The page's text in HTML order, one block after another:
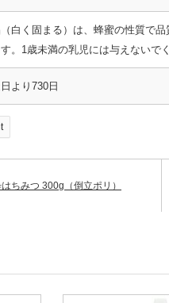
白く固まる）は、蜂蜜の性質で
。1歳未満の乳児には与えないで
より730日
ちみつ 300g（倒立ポリ）